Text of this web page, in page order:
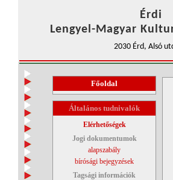
Érdi
Lengyel-Magyar
2030 Érd, Alsó
Főoldal
Általános tudnivalók
Elérhetőségek
Jogi dokumentumok
alapszabály
bírósági bejegyzések
Tagsági információk